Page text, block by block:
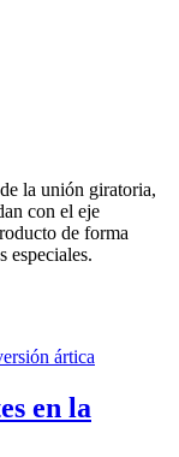
la unión giratoria,
con el eje
de forma
especiales.
en la